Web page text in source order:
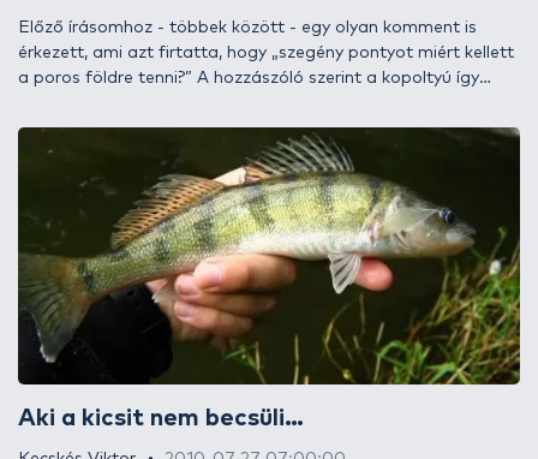
Előző írásomhoz - többek között - egy olyan komment is
érkezett, ami azt firtatta, hogy „szegény pontyot miért kellett
a poros földre tenni?” A hozzászóló szerint a kopoltyú így
ezért minden halnak - még a kárászoknak is - a matracon a
helye, és mindegyiknek fertőtleníteni kellene a száját…
„TESSÉK VIGYÁZNI AZ ÖSSZES HALFAJRA ÉS ÓVJÁK MEG
Aki a kicsit nem becsüli…